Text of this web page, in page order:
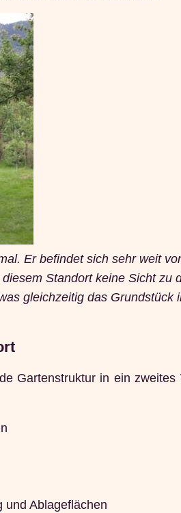
Er befindet sich sehr weit
Standort keine Sicht zu
gleichzeitig das Grundstück
Gartenstruktur in ein
und Ablageflächen